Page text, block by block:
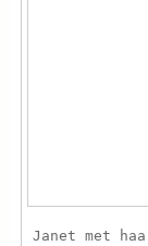
Janet met